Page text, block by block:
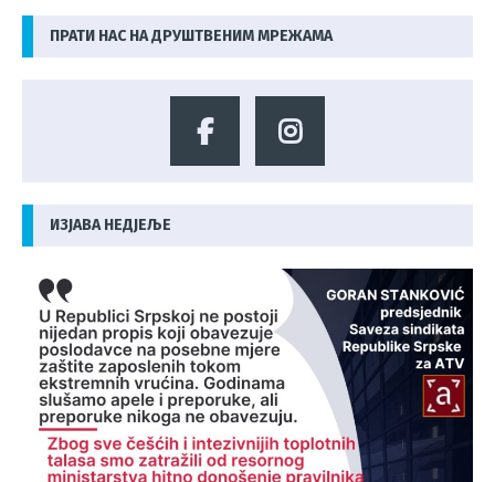
ПРАТИ НАС НА ДРУШТВЕНИМ МРЕЖАМА
ИЗЈАВА НЕДЈЕЉЕ